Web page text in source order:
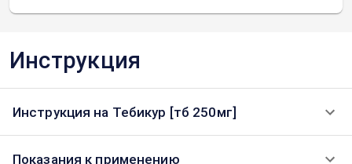
Инструкция
Инструкция на Тебикур [тб 250мг]
Показания к применению